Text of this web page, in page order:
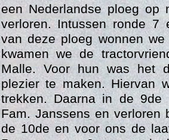
een Nederlandse ploeg op
verloren. Intussen ronde 7
van deze ploeg wonnen
kwamen we de
Malle. Voor hun was het
plezier te maken. Hiervan
trekken. Daarna in de 9de
Fam. Janssens en verloren
de 10de en voor ons de